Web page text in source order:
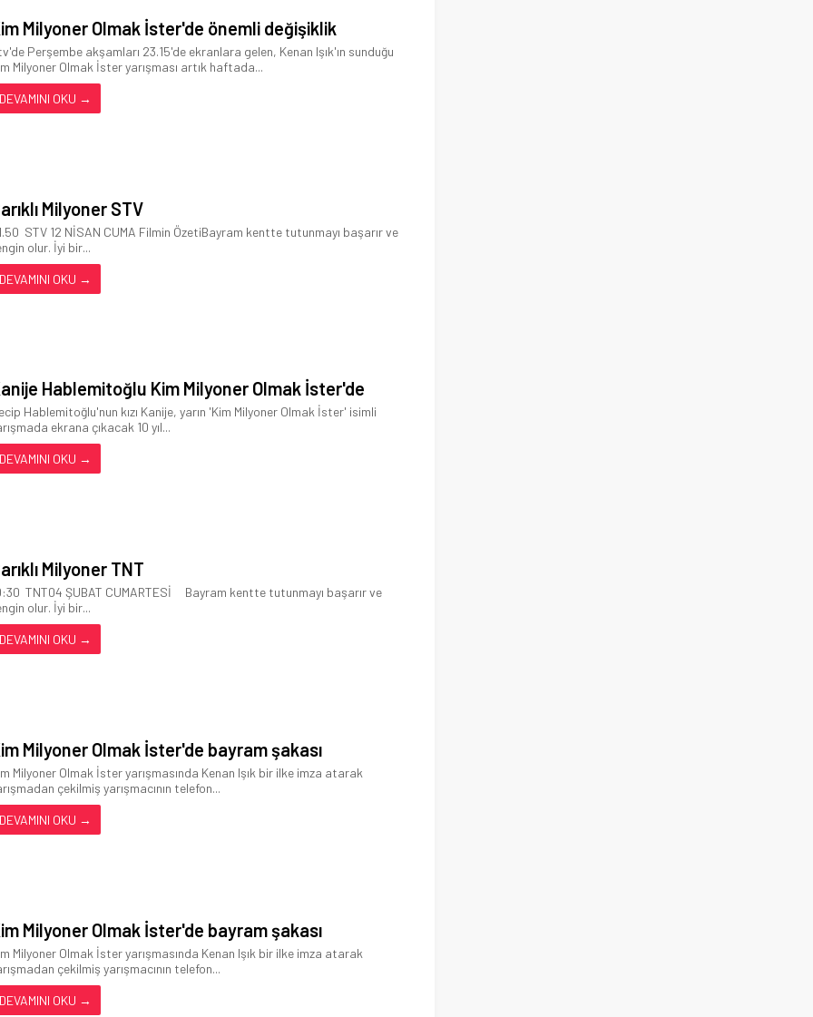
Milyoner Olmak İster'de önemli değişiklik
Perşembe akşamları 23.15'de ekranlara gelen, Kenan Işık'ın sunduğu
Milyoner Olmak İster yarışması artık haftada...
DEVAMINI OKU →
Milyoner STV
STV 12 NİSAN CUMA Filmin ÖzetiBayram kentte tutunmayı başarır ve
olur. İyi bir...
DEVAMINI OKU →
Hablemitoğlu Kim Milyoner Olmak İster'de
Hablemitoğlu'nun kızı Kanije, yarın 'Kim Milyoner Olmak İster' isimli
ekrana çıkacak 10 yıl...
DEVAMINI OKU →
Milyoner TNT
TNT04 ŞUBAT CUMARTESİ Bayram kentte tutunmayı başarır ve
olur. İyi bir...
DEVAMINI OKU →
Milyoner Olmak İster'de bayram şakası
Milyoner Olmak İster yarışmasında Kenan Işık bir ilke imza atarak
çekilmiş yarışmacının telefon...
DEVAMINI OKU →
Milyoner Olmak İster'de bayram şakası
Milyoner Olmak İster yarışmasında Kenan Işık bir ilke imza atarak
çekilmiş yarışmacının telefon...
DEVAMINI OKU →